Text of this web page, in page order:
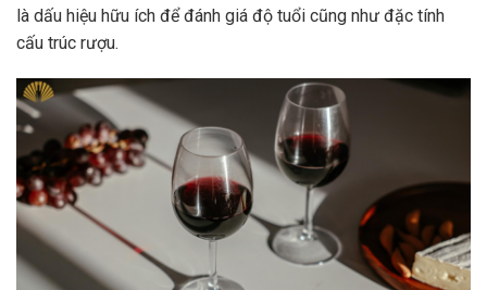
là dấu hiệu hữu ích để đánh giá độ tuổi cũng như đặc tính
cấu trúc rượu.